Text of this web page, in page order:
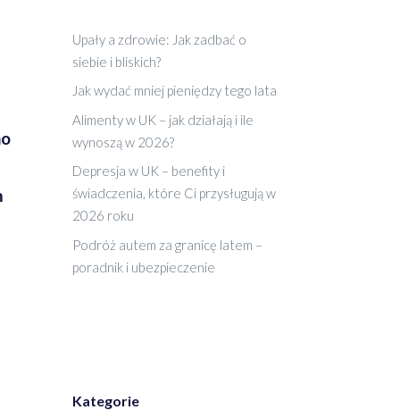
Upały a zdrowie: Jak zadbać o
siebie i bliskich?
Jak wydać mniej pieniędzy tego lata
Alimenty w UK – jak działają i ile
wynoszą w 2026?
Depresja w UK – benefity i
świadczenia, które Ci przysługują w
2026 roku
Podróż autem za granicę latem –
poradnik i ubezpieczenie
Kategorie